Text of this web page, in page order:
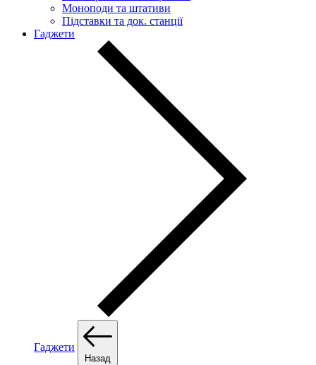
Моноподи та штативи
Підставки та док. станції
Гаджети
Гаджети
Назад